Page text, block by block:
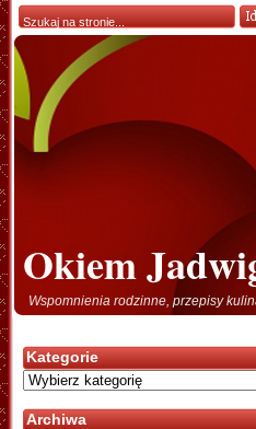
Okiem
Wspomnienia rodzinne, przepisy
Kategorie
Kategorie
Archiwa